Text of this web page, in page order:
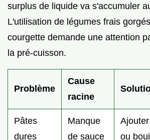
surplus de liquide va s'accumuler
L'utilisation de légumes frais
courgette demande une attention
la pré-cuisson.
Problème
Cause
racine
Pâtes
dures
Manque
de sauce
ou